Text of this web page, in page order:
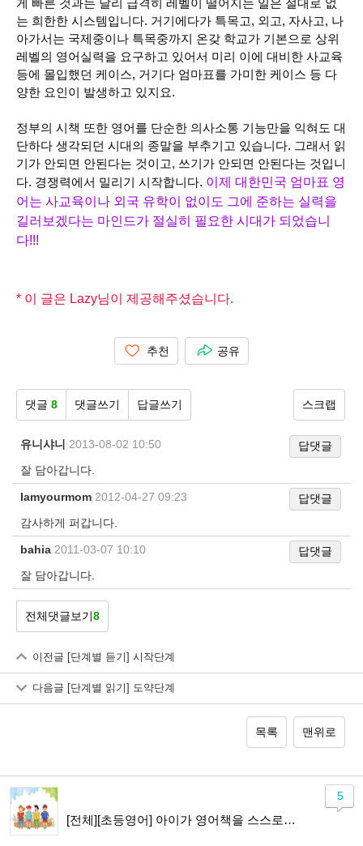
게 빠른 것과는 달리 급격히 레벨이 떨어지는 일은 절대로 없
는 희한한 시스템입니다. 거기에다가 특목고, 외고, 자사고, 나
아가서는 국제중이나 특목중까지 온갖 학교가 기본으로 상위
레벨의 영어실력을 요구하고 있어서 미리 이에 대비한 사교육
등에 몰입했던 케이스, 거기다 엄마표를 가미한 케이스 등 다
양한 요인이 발생하고 있지요.
정부의 시책 또한 영어를 단순한 의사소통 기능만을 익혀도 대
단하다 생각되던 시대의 종말을 부추기고 있습니다. 그래서 읽
기가 안되면 안된다는 것이고, 쓰기가 안되면 안된다는 것입니
다. 경쟁력에서 밀리기 시작합니다. 이제 대한민국 엄마표 영
어는 사교육이나 외국 유학이 없이도 그에 준하는 실력을
길러보겠다는 마인드가 절실히 필요한 시대가 되었습니
다!!!
* 이 글은 Lazy님이 제공해주셨습니다.
추천 공유
댓글 8 댓글쓰기 답글쓰기 스크랩
유니샤니 2013-08-02 10:50
답댓글
잘 담아갑니다.
Iamyourmom 2012-04-27 09:23
답댓글
감사하게 퍼갑니다.
bahia 2011-03-07 10:10
답댓글
잘 담아갑니다.
전체댓글보기8
이전글 [단계별 듣기] 시작단계
다음글 [단계별 읽기] 도약단계
목록 맨위로
[전체][초등영어] 아이가 영어책을 스스로 읽기까지
5